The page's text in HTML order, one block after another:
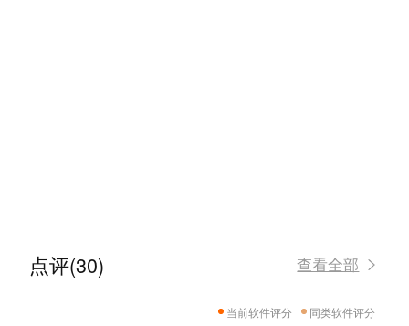
点评(30) 查看全部
当前软件评分 同类软件评分